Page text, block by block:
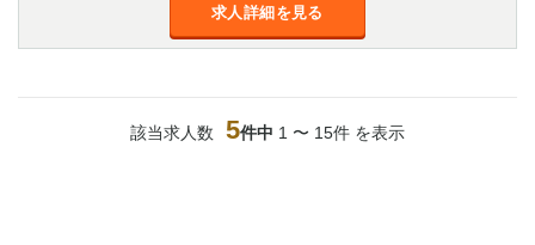
求人詳細を見る
該当求人数 5件中 1 〜 15件 を表示